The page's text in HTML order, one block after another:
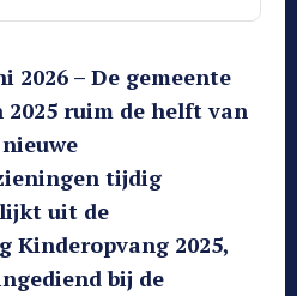
2026 – De gemeente
ruim de helft van
tijdig
uit de
Kinderopvang 2025,
bij de